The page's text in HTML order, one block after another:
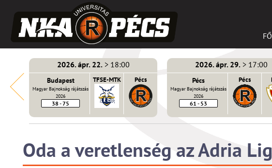
MTK
2026. ápr. 22.> 18:00
Budapest
Magyar Bajnokság rájátszás
2026
38 - 75
TFSE-MTK Pécs
2026. ápr. 29.> 17:00
Pécs
Magyar Bajnokság rájátszás
2026
61 - 53
Pécs
Oda a veretlenség az Adria